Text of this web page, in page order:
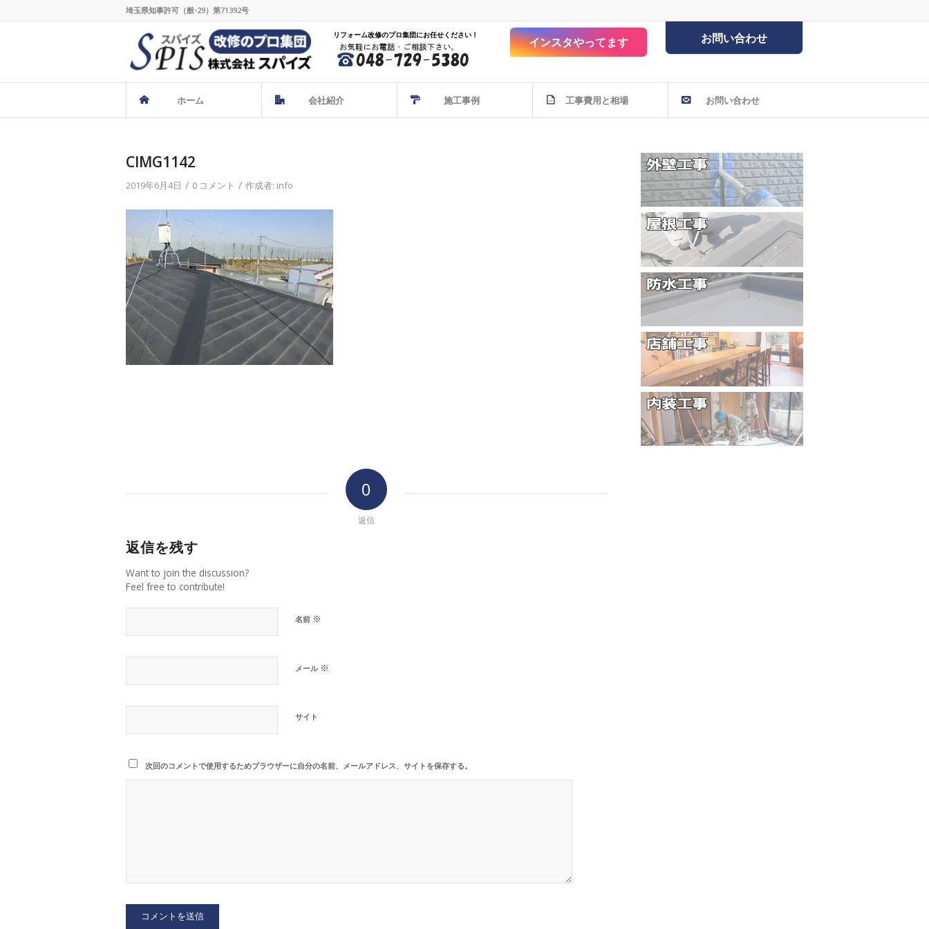
埼玉県知事許可（般-29）第71392号
リフォーム改修のプロ集団にお任せください！ お問い合わせ
インスタやってます
ホーム 会社紹介 施工事例 工事費用と相場 お問い合わせ
CIMG1142
2019年6月4日 / 0 コメント / 作成者: info
0
返信
返信を残す
Want to join the discussion?
Feel free to contribute!
名前 ※
メール ※
サイト
次回のコメントで使用するためブラウザーに自分の名前、メールアドレス、サイトを保存する。